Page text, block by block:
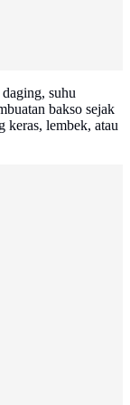
suhu
bakso sejak
keras, lembek, atau